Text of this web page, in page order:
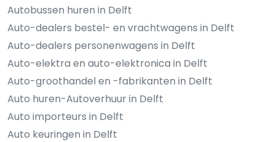
Autobussen huren in Delft
Auto-dealers bestel- en vrachtwagens in Delft
Auto-dealers personenwagens in Delft
Auto-elektra en auto-elektronica in Delft
Auto-groothandel en -fabrikanten in Delft
Auto huren-Autoverhuur in Delft
Auto importeurs in Delft
Auto keuringen in Delft